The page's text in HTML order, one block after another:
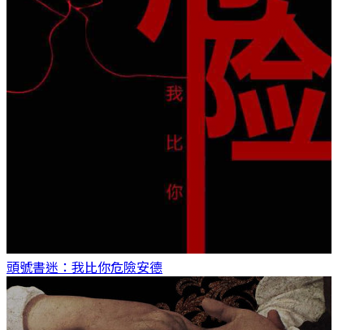
頭號書迷：我比你危險安德